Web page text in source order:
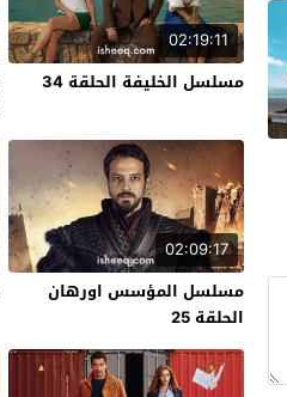
02:19:11
مسلسل الخليفة الحلقة 34
02:09:17
مسلسل المؤسس اورهان
الحلقة 25